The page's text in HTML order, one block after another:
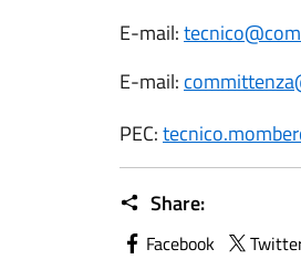
E-mail:
E-mail:
PEC:
Share:
Facebook